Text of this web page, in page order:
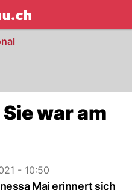
NAU.ch
war am
- 10:50
Mai erinnert sich